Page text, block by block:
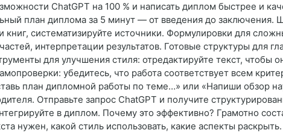
ChatGPT на 100 % и написать диплом быстрее и
план диплома за 5 минут — от введения до
книг, систематизируйте источники. Формулировки для
интерпретации результатов. Готовые структуры для
для улучшения стиля: отредактируйте текст, чтобы
убедитесь, что работа соответствует всем
план дипломной работы по теме…» или «Напиши обзор
Отправьте запрос ChatGPT и получите
в диплом. Почему это эффективно? Грамотно
нужен, какой стиль использовать, какие аспекты